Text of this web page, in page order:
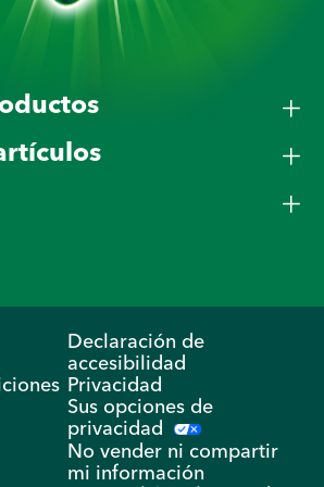
Declaración de
accesibilidad
Privacidad
Sus opciones de
privacidad
No vender ni compartir
mi información